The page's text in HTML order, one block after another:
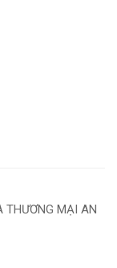
THƯƠNG MẠI AN